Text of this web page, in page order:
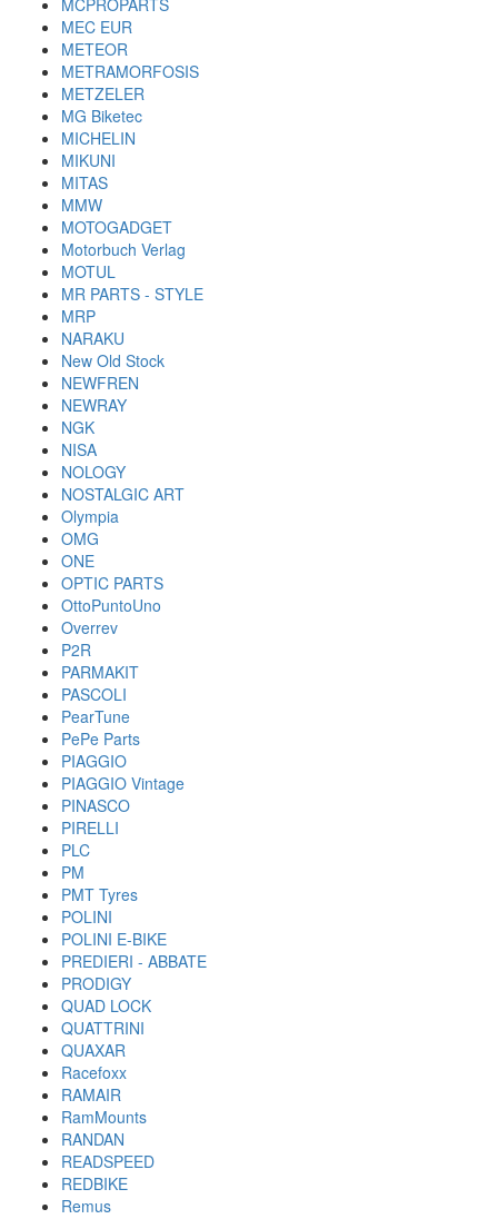
MCPROPARTS
MEC EUR
METEOR
METRAMORFOSIS
METZELER
MG Biketec
MICHELIN
MIKUNI
MITAS
MMW
MOTOGADGET
Motorbuch Verlag
MOTUL
MR PARTS - STYLE
MRP
NARAKU
New Old Stock
NEWFREN
NEWRAY
NGK
NISA
NOLOGY
NOSTALGIC ART
Olympia
OMG
ONE
OPTIC PARTS
OttoPuntoUno
Overrev
P2R
PARMAKIT
PASCOLI
PearTune
PePe Parts
PIAGGIO
PIAGGIO Vintage
PINASCO
PIRELLI
PLC
PM
PMT Tyres
POLINI
POLINI E-BIKE
PREDIERI - ABBATE
PRODIGY
QUAD LOCK
QUATTRINI
QUAXAR
Racefoxx
RAMAIR
RamMounts
RANDAN
READSPEED
REDBIKE
Remus